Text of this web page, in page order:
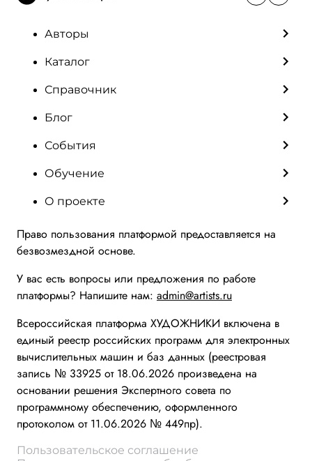
Авторы
Каталог
Справочник
Блог
События
Обучение
О проекте
Право пользования платформой предоставляется на
безвозмездной основе.
У вас есть вопросы или предложения по работе
платформы? Напишите нам: admin@artists.ru
Всероссийская платформа ХУДОЖНИКИ включена в
единый реестр российских программ для электронных
вычислительных машин и баз данных (реестровая
запись № 33925 от 18.06.2026 произведена на
основании решения Экспертного совета по
программному обеспечению, оформленного
протоколом от 11.06.2026 № 449пр).
Пользовательское соглашение